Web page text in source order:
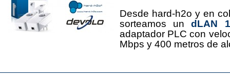
Desde hard-h2o y en
sorteamos undLAN
adaptador PLC con
Mbps y 400 metros de